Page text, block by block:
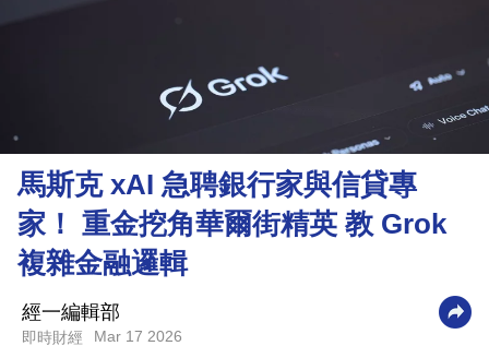
理
財
商
業
技
馬斯克 xAI 急聘銀行家與信貸專
家！ 重金挖角華爾街精英 教 Grok
複雜金融邏輯
經一編輯部
即時財經 Mar 17 2026